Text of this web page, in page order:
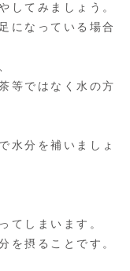
してみましょう。
になっている場合
等ではなく水の方
水分を補いましょ
てしまいます。
を摂ることです。